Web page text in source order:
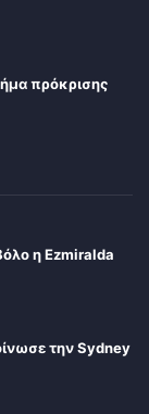
πρόκρισης
η Ezmiralda
την Sydney